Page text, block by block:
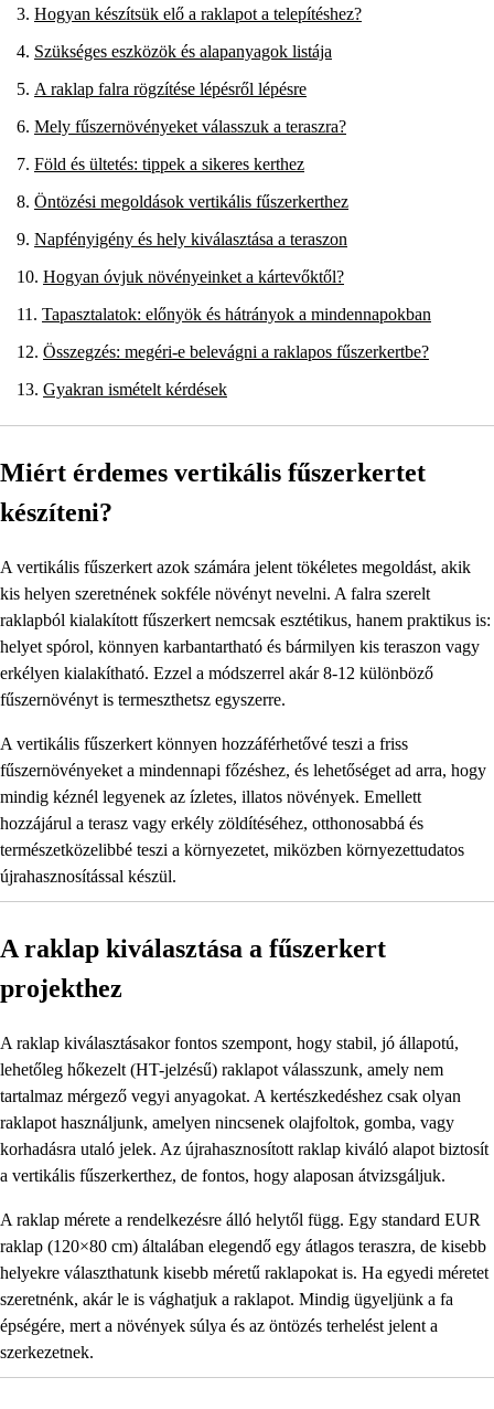
Hogyan készítsük elő a raklapot a telepítéshez?
Szükséges eszközök és alapanyagok listája
A raklap falra rögzítése lépésről lépésre
Mely fűszernövényeket válasszuk a teraszra?
Föld és ültetés: tippek a sikeres kerthez
Öntözési megoldások vertikális fűszerkerthez
Napfényigény és hely kiválasztása a teraszon
Hogyan óvjuk növényeinket a kártevőktől?
Tapasztalatok: előnyök és hátrányok a mindennapokban
Összegzés: megéri-e belevágni a raklapos fűszerkertbe?
Gyakran ismételt kérdések
Miért érdemes vertikális fűszerkertet
készíteni?
A vertikális fűszerkert azok számára jelent tökéletes megoldást, akik
kis helyen szeretnének sokféle növényt nevelni. A falra szerelt
raklapból kialakított fűszerkert nemcsak esztétikus, hanem praktikus is:
helyet spórol, könnyen karbantartható és bármilyen kis teraszon vagy
erkélyen kialakítható. Ezzel a módszerrel akár 8-12 különböző
fűszernövényt is termeszthetsz egyszerre.
A vertikális fűszerkert könnyen hozzáférhetővé teszi a friss
fűszernövényeket a mindennapi főzéshez, és lehetőséget ad arra, hogy
mindig kéznél legyenek az ízletes, illatos növények. Emellett
hozzájárul a terasz vagy erkély zöldítéséhez, otthonosabbá és
természetközelibbé teszi a környezetet, miközben környezettudatos
újrahasznosítással készül.
A raklap kiválasztása a fűszerkert
projekthez
A raklap kiválasztásakor fontos szempont, hogy stabil, jó állapotú,
lehetőleg hőkezelt (HT-jelzésű) raklapot válasszunk, amely nem
tartalmaz mérgező vegyi anyagokat. A kertészkedéshez csak olyan
raklapot használjunk, amelyen nincsenek olajfoltok, gomba, vagy
korhadásra utaló jelek. Az újrahasznosított raklap kiváló alapot biztosít
a vertikális fűszerkerthez, de fontos, hogy alaposan átvizsgáljuk.
A raklap mérete a rendelkezésre álló helytől függ. Egy standard EUR
raklap (120×80 cm) általában elegendő egy átlagos teraszra, de kisebb
helyekre választhatunk kisebb méretű raklapokat is. Ha egyedi méretet
szeretnénk, akár le is vághatjuk a raklapot. Mindig ügyeljünk a fa
épségére, mert a növények súlya és az öntözés terhelést jelent a
szerkezetnek.